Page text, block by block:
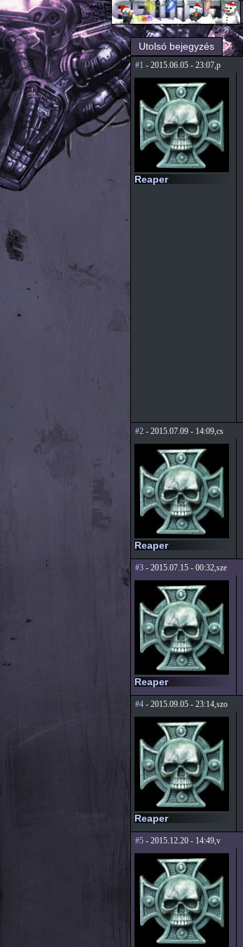
Főmenü
Jelenlegi hely
Utolsó bejegyzés
#1 - 2015.06.05 - 23:07,p
Reaper
#2- 2015.07.09 - 14:09,cs
Reaper
#3- 2015.07.15 - 00:32,sze
Reaper
#4- 2015.09.05 - 23:14,szo
Reaper
#5- 2015.12.20 - 14:49,v